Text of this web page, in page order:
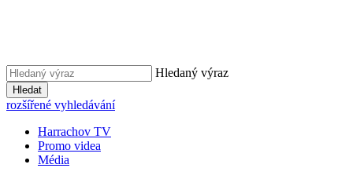
Hledaný výraz
Hledat
rozšířené vyhledávání
Harrachov TV
Promo videa
Média